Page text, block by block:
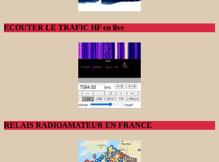
ECOUTER LE TRAFIC HF en live
RELAIS RADIOAMATEUR EN FRANCE